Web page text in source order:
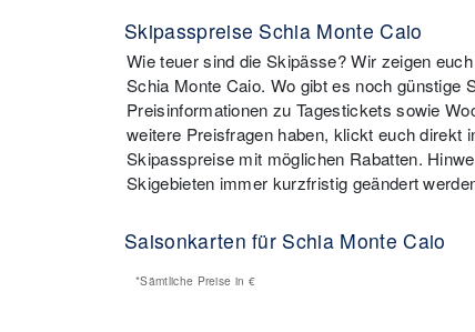
Skipasspreise Schia Monte Caio
Wie teuer sind die Skipässe? Wir zeigen
Schia Monte Caio. Wo gibt es noch günstige
Preisinformationen zu Tagestickets sowie
weitere Preisfragen haben, klickt euch direkt
Skipasspreise mit möglichen Rabatten.
Skigebieten immer kurzfristig geändert
Saisonkarten für Schia Monte Caio
*Sämtliche Preise in €